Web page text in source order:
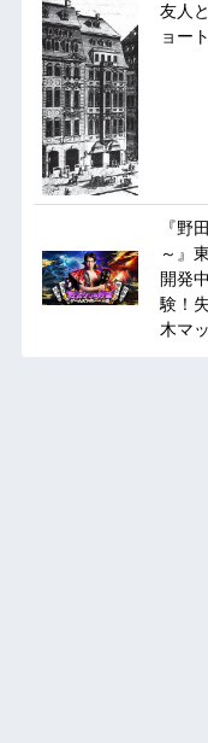
友人
ョー
『野
～』
開発
験！
木マ